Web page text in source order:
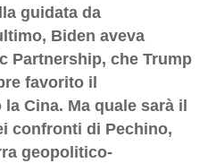
guidata da
Biden aveva
Partnership, che Trump
favorito il
Cina. Ma quale sarà il
confronti di Pechino,
geopolitico-